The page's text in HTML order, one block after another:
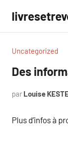
contenu
Uncategorized
Des
par Louise
Plus d’infos à